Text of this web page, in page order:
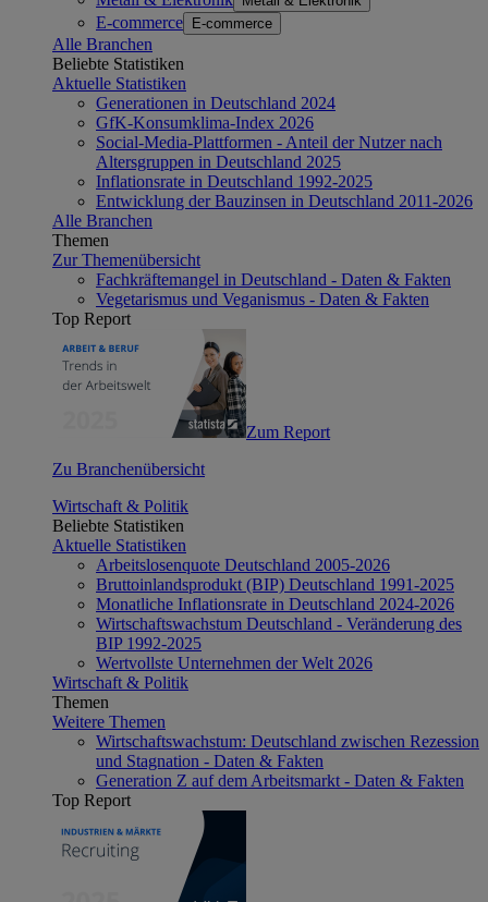
E-commerce E-commerce
Alle Branchen
Beliebte Statistiken
Aktuelle Statistiken
Generationen in Deutschland 2024
GfK-Konsumklima-Index 2026
Social-Media-Plattformen - Anteil der Nutzer nach
Altersgruppen in Deutschland 2025
Inflationsrate in Deutschland 1992-2025
Entwicklung der Bauzinsen in Deutschland 2011-2026
Alle Branchen
Themen
Zur Themenübersicht
Fachkräftemangel in Deutschland - Daten & Fakten
Vegetarismus und Veganismus - Daten & Fakten
Top Report
Zum Report
Zu Branchenübersicht
Wirtschaft & Politik
Beliebte Statistiken
Aktuelle Statistiken
Arbeitslosenquote Deutschland 2005-2026
Bruttoinlandsprodukt (BIP) Deutschland 1991-2025
Monatliche Inflationsrate in Deutschland 2024-2026
Wirtschaftswachstum Deutschland - Veränderung des
BIP 1992-2025
Wertvollste Unternehmen der Welt 2026
Wirtschaft & Politik
Themen
Weitere Themen
Wirtschaftswachstum: Deutschland zwischen Rezession
und Stagnation - Daten & Fakten
Generation Z auf dem Arbeitsmarkt - Daten & Fakten
Top Report